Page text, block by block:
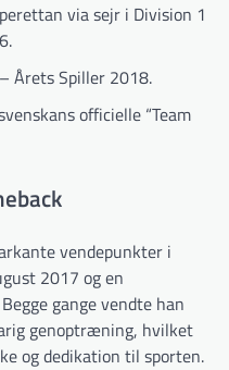
via sejr i Division 1
– Årets Spiller 2018.
officielle “Team
vendepunkter i
2017 og en
gange vendte han
genoptræning, hvilket
og dedikation til sporten.